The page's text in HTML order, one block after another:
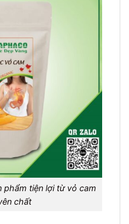
phẩm tiện lợi từ vỏ cam
chất